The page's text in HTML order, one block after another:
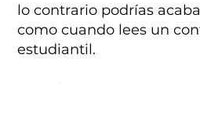
lo contrario podrías
como cuando lees un
estudiantil.